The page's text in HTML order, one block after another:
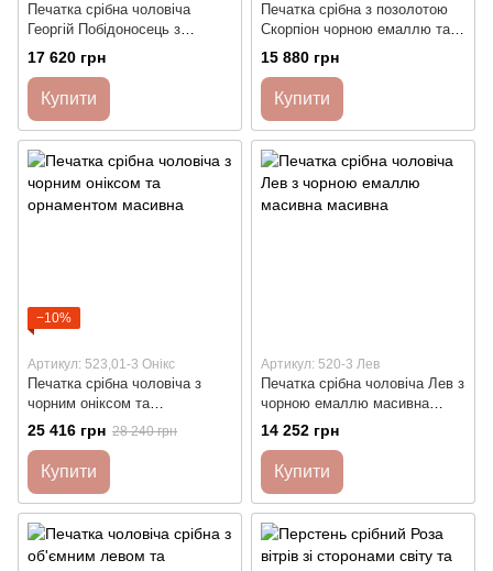
Печатка срібна чоловіча
Георгій Побідоносець з
чорнінням
17 620 грн
Купити
Печатка срібна з позолотою
Скорпіон чорною емаллю та
орнаментом
15 880 грн
Купити
−10%
Артикул: 523,01-3 Онікс
Печатка срібна чоловіча з
чорним оніксом та
орнаментом масивна
25 416 грн 28 240 грн
Купити
Артикул: 520-3 Лев
Печатка срібна чоловіча Лев з
чорною емаллю масивна
масивна
14 252 грн
Купити